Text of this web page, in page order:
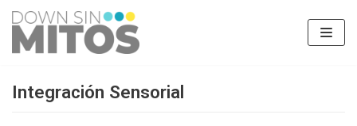
Saltar
al
contenido
Integración Sensorial